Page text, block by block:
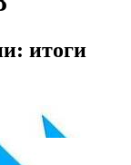
итоги